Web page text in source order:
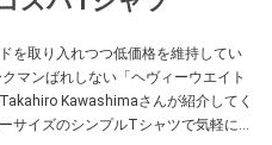
を取り入れつつ低価格を維持してい
マンばれしない「ヘヴィーウエイト
Kawashimaさんが紹介してく
サイズのシンプルTシャツで気軽に使